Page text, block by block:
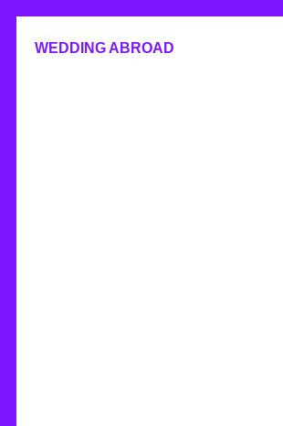
WEDDING ABROAD